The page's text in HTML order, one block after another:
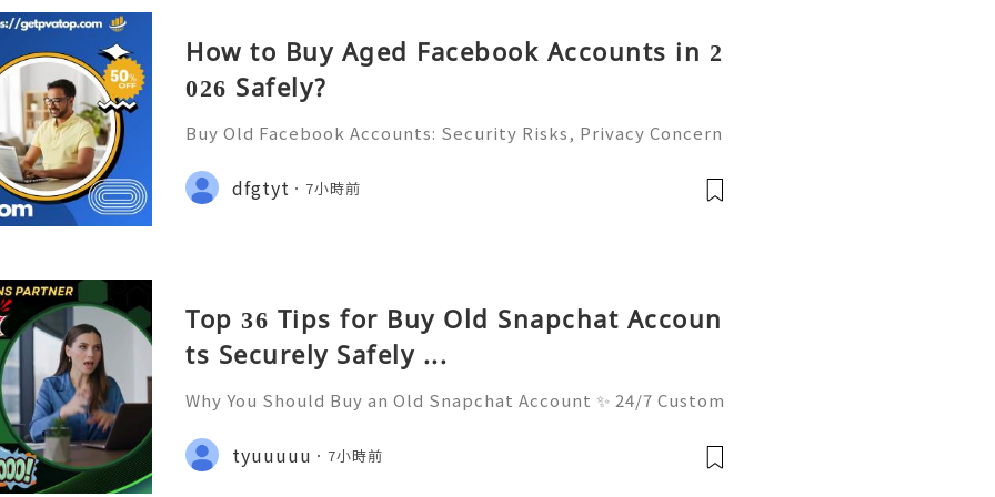
How to Buy Aged Facebook Accounts in 2
026 Safely?
Buy Old Facebook Accounts: Security Risks, Privacy Concern
📞📩 We’re always ready to help you 24/7! 😊💯🔥 💼⏰📩🌟
🌐✨ We are available online 24/7 💼
dfgtyt 7小時前
Top 36 Tips for Buy Old Snapchat Accoun
ts Securely Safely ...
Why You Should Buy an Old Snapchat Account ✨ 24/7 Custom
tsApp: +1 (506) 541-7768 ✈️✨💎🌐🚀⭐ Telegram: @usadigitalh
ub 🎮✨💎🌐🚀⭐ Discord: usadigitalhub 📧✨💎
tyuuuuu 7小時前